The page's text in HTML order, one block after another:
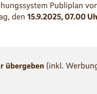
Publiplan
den 15.9.2025, 07.00
übergeben (inkl.